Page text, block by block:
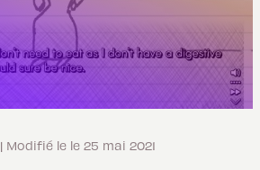
| Modifié le le 25 mai 2021